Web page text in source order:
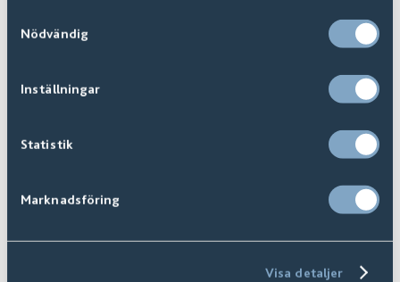
Nödvändig
Inställningar
Statistik
Marknadsföring
Visa detaljer
trädgårdstomt, berättar Oscar.
Yrkesmässigt ligger Oscars fokus på att ständigt lyfta
den 3000 m2 stora aktivitetsanläggningen på taket
många denna säsong, samt att fortsätta expandera